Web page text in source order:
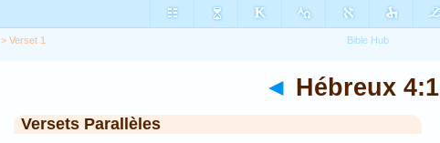
> Verset 1
◄ Hébreux 4:1
Versets Parallèles